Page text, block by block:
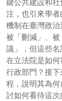
注，也引來學
機制在臺灣政
被「刪減」、
議」，但這些名
在立法院是如
行政部門？接
程，說明其為
討如何看待這次